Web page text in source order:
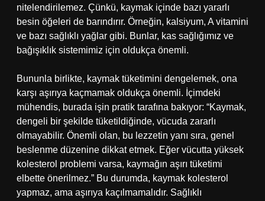
nitelendirilemez. Çünkü, kaymak içinde bazı yararlı
besin öğeleri de barındırır. Örneğin, kalsiyum, A vitamini
ve bazı sağlıklı yağlar gibi. Bunlar, kas sağlığımız ve
bağışıklık sistemimiz için oldukça önemli.
Bununla birlikte, kaymak tüketimini dengelemek, ona
karşı aşırıya kaçmamak oldukça önemli. İçimdeki
mühendis, burada işin pratik tarafına bakıyor: “Kaymak,
dengeli bir şekilde tüketildiğinde, vücuda zararlı
olmayabilir. Önemli olan, bu lezzetin yanı sıra, genel
beslenme düzenine dikkat etmek. Eğer vücutta yüksek
kolesterol problemi varsa, kaymağın aşırı tüketimi
elbette önerilmez.” Bu durumda, kaymak kolesterol
yapmaz, ama aşırıya kaçılmamalıdır. Sağlıklı